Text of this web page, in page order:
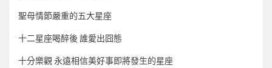
聖母情節嚴重的五大星座
十二星座喝醉後 誰愛出囧態
十分樂觀 永遠相信美好事即將發生的星座